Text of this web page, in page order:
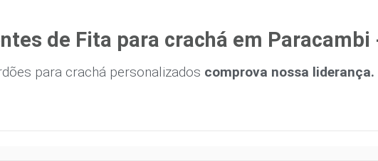
de Fita para crachá em Paracambi
para crachá personalizados comprova nossa liderança.